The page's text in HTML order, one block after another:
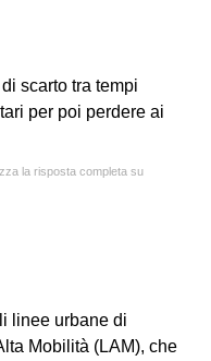
scarto tra tempi
per poi perdere ai
la risposta completa su
linee urbane di
Mobilità (LAM), che